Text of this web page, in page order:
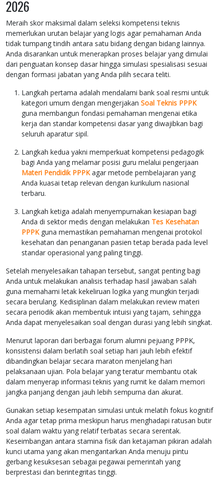
2026
Meraih skor maksimal dalam seleksi kompetensi teknis
memerlukan urutan belajar yang logis agar pemahaman Anda
tidak tumpang tindih antara satu bidang dengan bidang lainnya.
Anda disarankan untuk menerapkan proses belajar yang dimulai
dari penguatan konsep dasar hingga simulasi spesialisasi sesuai
dengan formasi jabatan yang Anda pilih secara teliti.
Langkah pertama adalah mendalami bank soal resmi untuk
kategori umum dengan mengerjakan Soal Teknis PPPK
guna membangun fondasi pemahaman mengenai etika
kerja dan standar kompetensi dasar yang diwajibkan bagi
seluruh aparatur sipil.
Langkah kedua yakni memperkuat kompetensi pedagogik
bagi Anda yang melamar posisi guru melalui pengerjaan
Materi Pendidik PPPKagar metode pembelajaran yang
Anda kuasai tetap relevan dengan kurikulum nasional
terbaru.
Langkah ketiga adalah menyempurnakan kesiapan bagi
Anda di sektor medis dengan melakukan Tes Kesehatan
PPPKguna memastikan pemahaman mengenai protokol
kesehatan dan penanganan pasien tetap berada pada level
standar operasional yang paling tinggi.
Setelah menyelesaikan tahapan tersebut, sangat penting bagi
Anda untuk melakukan analisis terhadap hasil jawaban salah
guna memahami letak kekeliruan logika yang mungkin terjadi
secara berulang. Kedisiplinan dalam melakukan review materi
secara periodik akan membentuk intuisi yang tajam, sehingga
Anda dapat menyelesaikan soal dengan durasi yang lebih singkat.
Menurut laporan dari berbagai forum alumni pejuang PPPK,
konsistensi dalam berlatih soal setiap hari jauh lebih efektif
dibandingkan belajar secara maraton menjelang hari
pelaksanaan ujian. Pola belajar yang teratur membantu otak
dalam menyerap informasi teknis yang rumit ke dalam memori
jangka panjang dengan jauh lebih sempurna dan akurat.
Gunakan setiap kesempatan simulasi untuk melatih fokus kognitif
Anda agar tetap prima meskipun harus menghadapi ratusan butir
soal dalam waktu yang relatif terbatas secara serentak.
Keseimbangan antara stamina fisik dan ketajaman pikiran adalah
kunci utama yang akan mengantarkan Anda menuju pintu
gerbang kesuksesan sebagai pegawai pemerintah yang
berprestasi dan berintegritas tinggi.